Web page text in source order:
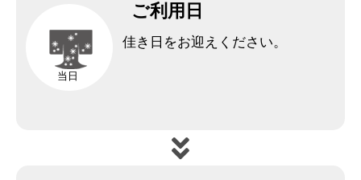
ご利用日
当日
佳き日をお迎えください。